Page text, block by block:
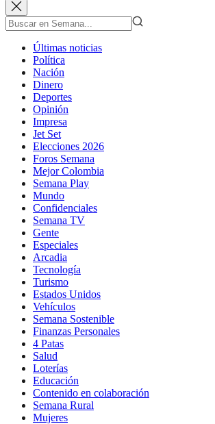
Últimas noticias
Política
Nación
Dinero
Deportes
Opinión
Impresa
Jet Set
Elecciones 2026
Foros Semana
Mejor Colombia
Semana Play
Mundo
Confidenciales
Semana TV
Gente
Especiales
Arcadia
Tecnología
Turismo
Estados Unidos
Vehículos
Semana Sostenible
Finanzas Personales
4 Patas
Salud
Loterías
Educación
Contenido en colaboración
Semana Rural
Mujeres